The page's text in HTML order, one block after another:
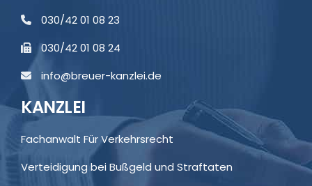
030/42 01 08 23
030/42 01 08 24
info@breuer-kanzlei.de
KANZLEI
Fachanwalt Für Verkehrsrecht
Verteidigung bei Bußgeld und Straftaten